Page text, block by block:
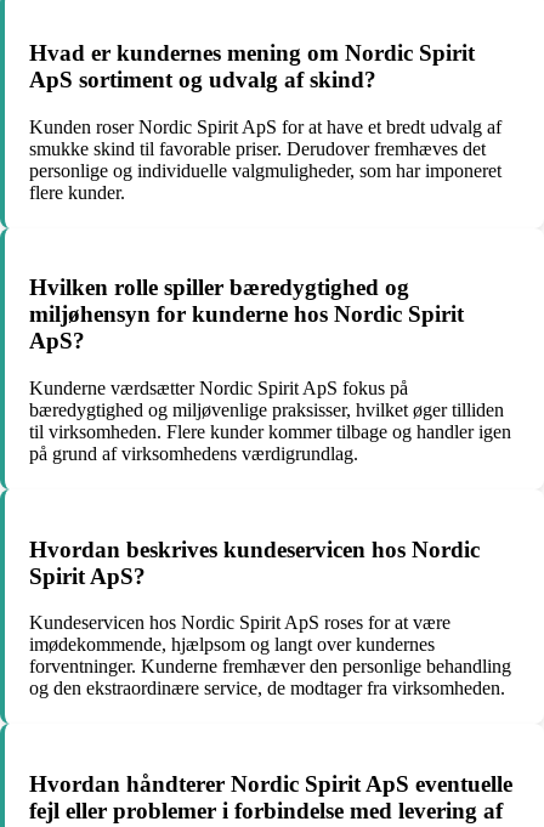
Hvad er kundernes mening om Nordic Spirit
ApS sortiment og udvalg af skind?
Kunden roser Nordic Spirit ApS for at have et bredt udvalg af
smukke skind til favorable priser. Derudover fremhæves det
personlige og individuelle valgmuligheder, som har imponeret
flere kunder.
Hvilken rolle spiller bæredygtighed og
miljøhensyn for kunderne hos Nordic Spirit
ApS?
Kunderne værdsætter Nordic Spirit ApS fokus på
bæredygtighed og miljøvenlige praksisser, hvilket øger tilliden
til virksomheden. Flere kunder kommer tilbage og handler igen
på grund af virksomhedens værdigrundlag.
Hvordan beskrives kundeservicen hos Nordic
Spirit ApS?
Kundeservicen hos Nordic Spirit ApS roses for at være
imødekommende, hjælpsom og langt over kundernes
forventninger. Kunderne fremhæver den personlige behandling
og den ekstraordinære service, de modtager fra virksomheden.
Hvordan håndterer Nordic Spirit ApS eventuelle
fejl eller problemer i forbindelse med levering af